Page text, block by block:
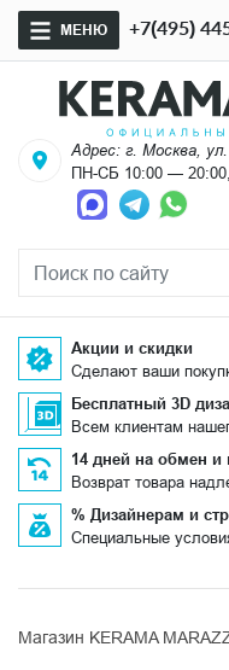
МЕНЮ +7(495)
Адрес: г. Москва,
ПН-СБ 10:00 —
Акции и скидки
Сделают ваши
Бесплатный 3D
Всем клиентам
14 дней на обмен и
Возврат товара
% Дизайнерам и
Специальные
Магазин KERAMA